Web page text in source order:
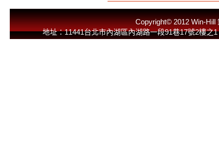
Copyright© 2012 Win-
地址：11441台北市內湖區內湖路一段91巷17號2樓